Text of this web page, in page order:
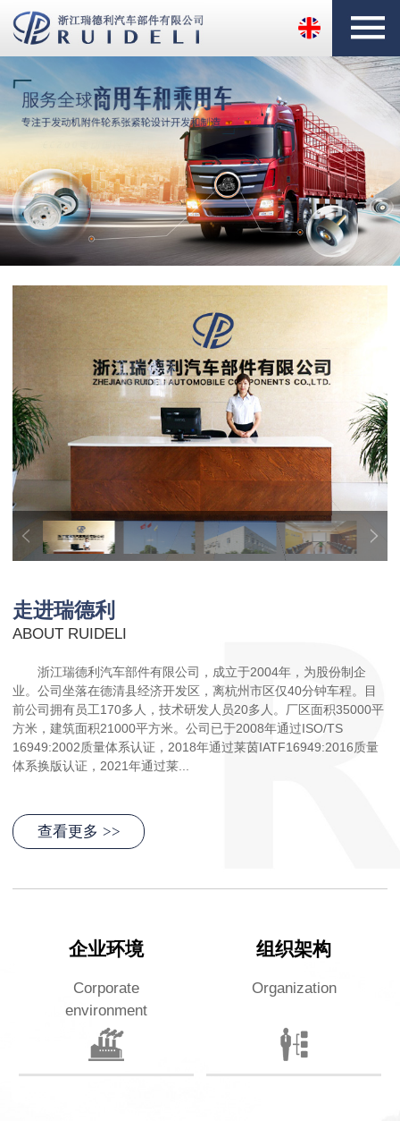
走进瑞德利
ABOUT RUIDELI
浙江瑞德利汽车部件有限公司，成立于2004年，为股份制企
业。公司坐落在德清县经济开发区，离杭州市区仅40分钟车程。目
前公司拥有员工170多人，技术研发人员20多人。厂区面积35000平
方米，建筑面积21000平方米。公司已于2008年通过ISO/TS
16949:2002质量体系认证，2018年通过莱茵IATF16949:2016质量
体系换版认证，2021年通过莱...
查看更多 >>
企业环境
Corporate
environment
组织架构
Organization